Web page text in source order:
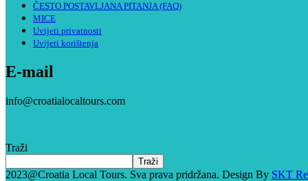
ČESTO POSTAVLJANA PITANJA (FAQ)
MICE
Uvijeti privatnosti
Uvijeti korištenja
E-mail
info@croatialocaltours.com
Traži
Traži
2023@Croatia Local Tours. Sva prava pridržana. Design By SKT